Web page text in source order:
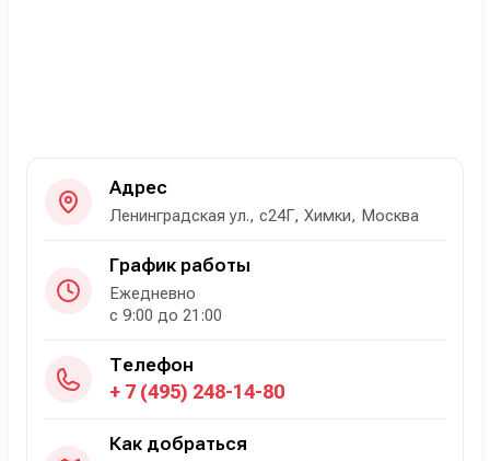
Адрес
Ленинградская ул., с24Г, Химки, Москва
График работы
Ежедневно
с 9:00 до 21:00
Телефон
+ 7 (495) 248-14-80
Как добраться